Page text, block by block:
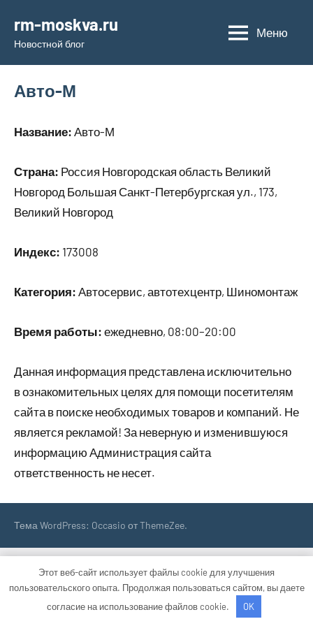
содержимому
rm-moskva.ru
Новостной блог
Меню
Авто-М
Название: Авто-М
Страна: Россия Новгородская область Великий
Новгород Большая Санкт-Петербургская ул., 173,
Великий Новгород
Индекс: 173008
Категория: Автосервис, автотехцентр, Шиномонтаж
Время работы: ежедневно, 08:00–20:00
Данная информация представлена исключительно
в ознакомительных целях для помощи посетителям
сайта в поиске необходимых товаров и компаний. Не
является рекламой! За неверную и изменившуюся
информацию Администрация сайта
ответственность не несет.
Тема WordPress: Occasio от ThemeZee.
Этот веб-сайт использует файлы cookie для улучшения
пользовательского опыта. Продолжая пользоваться сайтом, вы даете
согласие на использование файлов cookie.
OK